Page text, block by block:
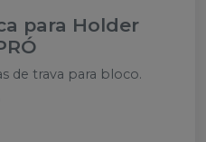
para Holder
de trava para bloco.